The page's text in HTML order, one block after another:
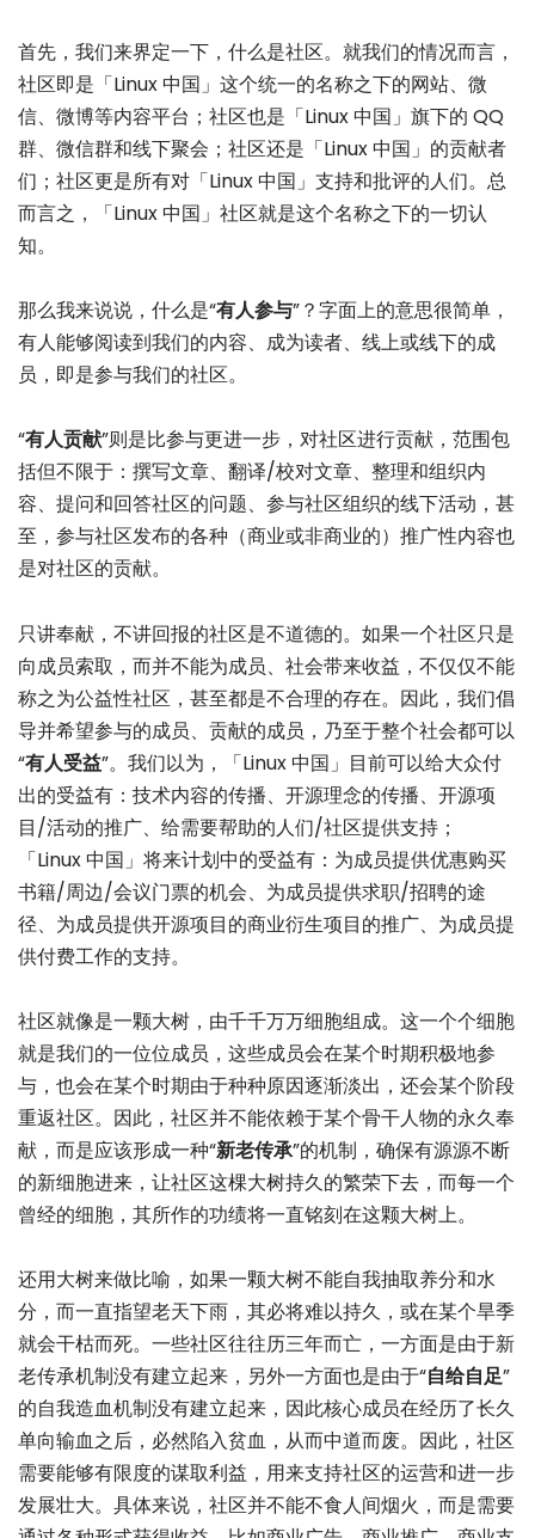
首先，我们来界定一下，什么是社区。就我们的情况而言，
社区即是「Linux 中国」这个统一的名称之下的网站、微
信、微博等内容平台；社区也是「Linux 中国」旗下的 QQ
群、微信群和线下聚会；社区还是「Linux 中国」的贡献者
们；社区更是所有对「Linux 中国」支持和批评的人们。总
而言之，「Linux 中国」社区就是这个名称之下的一切认
知。
那么我来说说，什么是“有人参与”？字面上的意思很简单，
有人能够阅读到我们的内容、成为读者、线上或线下的成
员，即是参与我们的社区。
“有人贡献”则是比参与更进一步，对社区进行贡献，范围包
括但不限于：撰写文章、翻译/校对文章、整理和组织内
容、提问和回答社区的问题、参与社区组织的线下活动，甚
至，参与社区发布的各种（商业或非商业的）推广性内容也
是对社区的贡献。
只讲奉献，不讲回报的社区是不道德的。如果一个社区只是
向成员索取，而并不能为成员、社会带来收益，不仅仅不能
称之为公益性社区，甚至都是不合理的存在。因此，我们倡
导并希望参与的成员、贡献的成员，乃至于整个社会都可以
“有人受益”。我们以为，「Linux 中国」目前可以给大众付
出的受益有：技术内容的传播、开源理念的传播、开源项
目/活动的推广、给需要帮助的人们/社区提供支持；
「Linux 中国」将来计划中的受益有：为成员提供优惠购买
书籍/周边/会议门票的机会、为成员提供求职/招聘的途
径、为成员提供开源项目的商业衍生项目的推广、为成员提
供付费工作的支持。
社区就像是一颗大树，由千千万万细胞组成。这一个个细胞
就是我们的一位位成员，这些成员会在某个时期积极地参
与，也会在某个时期由于种种原因逐渐淡出，还会某个阶段
重返社区。因此，社区并不能依赖于某个骨干人物的永久奉
献，而是应该形成一种“新老传承”的机制，确保有源源不断
的新细胞进来，让社区这棵大树持久的繁荣下去，而每一个
曾经的细胞，其所作的功绩将一直铭刻在这颗大树上。
还用大树来做比喻，如果一颗大树不能自我抽取养分和水
分，而一直指望老天下雨，其必将难以持久，或在某个旱季
就会干枯而死。一些社区往往历三年而亡，一方面是由于新
老传承机制没有建立起来，另外一方面也是由于“自给自足”
的自我造血机制没有建立起来，因此核心成员在经历了长久
单向输血之后，必然陷入贫血，从而中道而废。因此，社区
需要能够有限度的谋取利益，用来支持社区的运营和进一步
发展壮大。具体来说，社区并不能不食人间烟火，而是需要